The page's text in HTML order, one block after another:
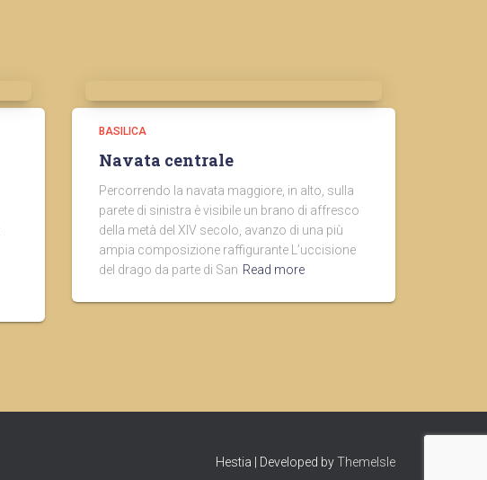
BASILICA
Navata centrale
Percorrendo la navata maggiore, in alto, sulla
parete di sinistra è visibile un brano di affresco
della metà del XIV secolo, avanzo di una più
ampia composizione raffigurante L’uccisione
del drago da parte di San Read more
Hestia | Developed byThemeIsle